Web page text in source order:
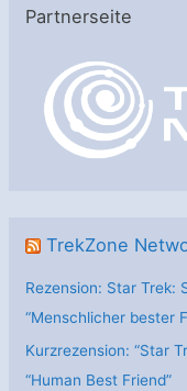
g
Partnerseite
TrekZone
Rezension: Star Trek:
“Menschlicher bester
Kurzrezension: “Star
“Human Best Friend”